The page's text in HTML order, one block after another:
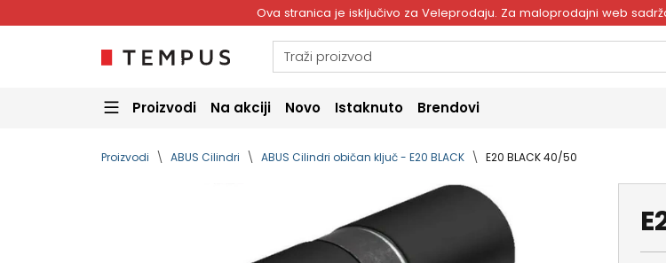
Ova stranica je isključivo za Veleprodaju. Za maloprodajni web
Proizvodi Na akciji Novo Istaknuto Brendovi
Proizvodi ABUS Cilindri ABUS Cilindri običan ključ - E20 BLACK E20 BLACK 40/50